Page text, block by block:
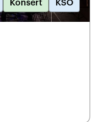
Konsert KSO